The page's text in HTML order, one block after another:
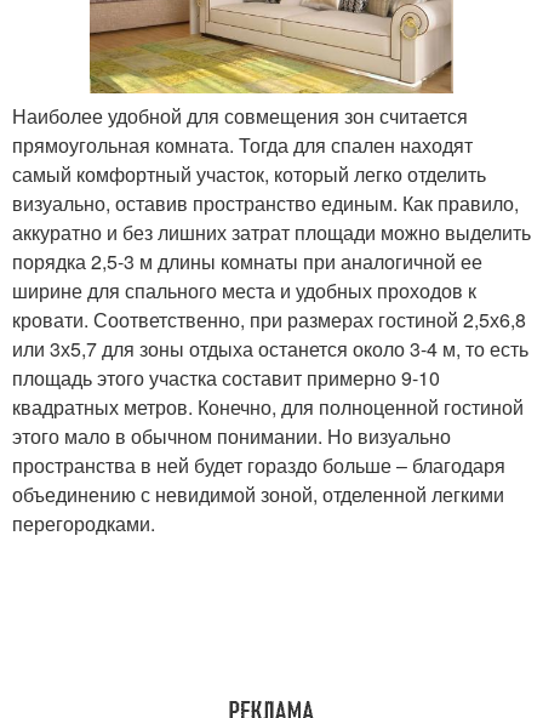
Наиболее удобной для совмещения зон считается
прямоугольная комната. Тогда для спален находят
самый комфортный участок, который легко отделить
визуально, оставив пространство единым. Как правило,
аккуратно и без лишних затрат площади можно выделить
порядка 2,5-3 м длины комнаты при аналогичной ее
ширине для спального места и удобных проходов к
кровати. Соответственно, при размерах гостиной 2,5х6,8
или 3х5,7 для зоны отдыха останется около 3-4 м, то есть
площадь этого участка составит примерно 9-10
квадратных метров. Конечно, для полноценной гостиной
этого мало в обычном понимании. Но визуально
пространства в ней будет гораздо больше – благодаря
объединению с невидимой зоной, отделенной легкими
перегородками.